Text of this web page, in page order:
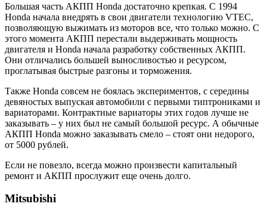
Большая часть АКПП Honda достаточно крепкая. С 1994
Honda начала внедрять в свои двигатели технологию VTEC,
позволяющую выжимать из моторов все, что только можно. С
этого момента АКПП перестали выдерживать мощность
двигателя и Honda начала разработку собственных АКПП.
Они отличались большей выносливостью и ресурсом,
проглатывая быстрые разгоны и торможения.
Также Honda совсем не боялась экспериментов, с середины
девяностых выпуская автомобили с первыми типтрониками и
вариаторами. Контрактные вариаторы этих годов лучше не
заказывать – у них был не самый большой ресурс. А обычные
АКПП Honda можно заказывать смело – стоят они недорого,
от 5000 рублей.
Если не повезло, всегда можно произвести капитальный
ремонт и АКПП прослужит еще очень долго.
Mitsubishi